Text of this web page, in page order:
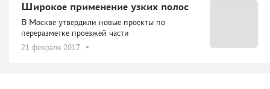
Широкое применение узких полос
В Москве утвердили новые проекты по
переразметке проезжей части
21 февраля 2017